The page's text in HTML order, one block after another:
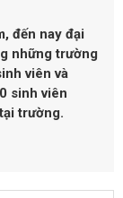
đến nay đại
những trường
viên và
sinh viên
trường.